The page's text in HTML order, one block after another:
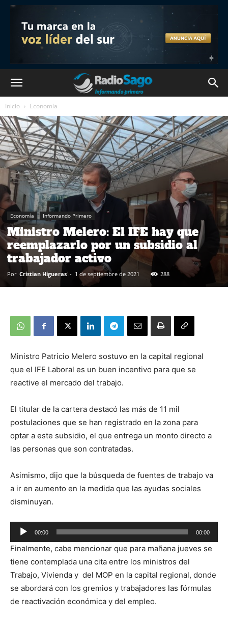
Inicio Economía
Economía Informando Primero
Ministro Melero: El IFE hay que
reemplazarlo por un subsidio al
trabajador activo
Por Cristian Higueras - 1 de septiembre de 2021 288
Ministro Patricio Melero sostuvo en la capital regional
que el IFE Laboral es un buen incentivo para que se
reactive el mercado del trabajo.
El titular de la cartera destacó las más de 11 mil
postulaciones que se han registrado en la zona para
optar a este subsidio, el que entrega un monto directo a
las personas que son contratadas.
Asimismo, dijo que la búsqueda de fuentes de trabajo va
a ir en aumento en la medida que las ayudas sociales
disminuyan.
Reproductor
de
audio
00:00 00:00
Finalmente, cabe mencionar que para mañana jueves se
tiene contemplada una cita entre los ministros del
Trabajo, Vivienda y del MOP en la capital regional, donde
se abordará con los gremios y trabajadores las fórmulas
de reactivación económica y del empleo.